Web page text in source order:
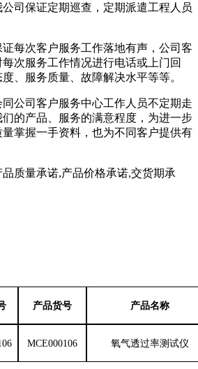
司保证定期巡查，定期派遣工程人员
每次客户服务工作落地有声，公司客
次服务工作情况进行电话或上门回
、服务质量、故障解决水平等等。
公司客户服务中心工作人员不定期走
的产品、服务的满意程度，为进一步
掌握一手资料，也为不同客户提供有
质量承诺,产品价格承诺,交货期承
产品货号 产品名称
MCE000106 氧气透过率测试仪